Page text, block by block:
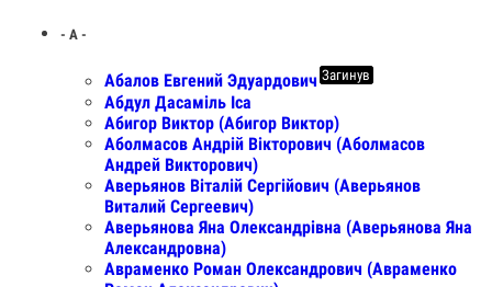
- А -
Абалов Евгений Эдуардович Загинув
Абдул Дасаміль Іса
Абигор Виктор (Абигор Виктор)
Аболмасов Андрій Вікторович (Аболмасов
Андрей Викторович)
Аверьянов Віталій Сергійович (Аверьянов
Виталий Сергеевич)
Аверьянова Яна Олександрівна (Аверьянова Яна
Александровна)
Авраменко Роман Олександрович (Авраменко